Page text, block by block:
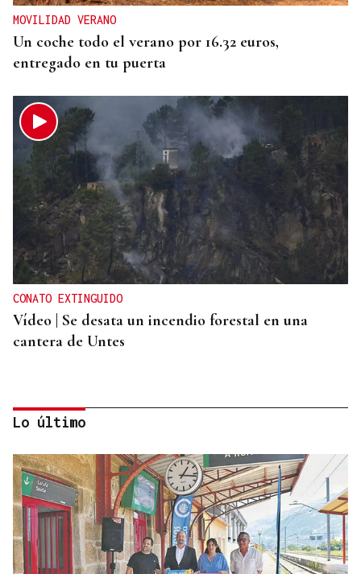
MOVILIDAD VERANO
Un coche todo el verano por 16.32 euros,
entregado en tu puerta
CONATO EXTINGUIDO
Vídeo | Se desata un incendio forestal en una
cantera de Untes
Lo último